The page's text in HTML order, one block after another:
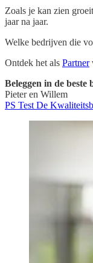
Zoals je kan zien
jaar na jaar.
Welke bedrijven die
Ontdek het als Partner
Beleggen in de
Pieter en Willem
PS Test De